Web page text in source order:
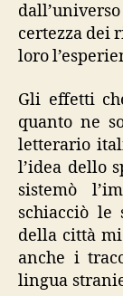
certezza dei
loro
Gli effetti
quanto ne
letterario
l’idea dello
sistemò
schiacciò le
della città
anche i
lingua